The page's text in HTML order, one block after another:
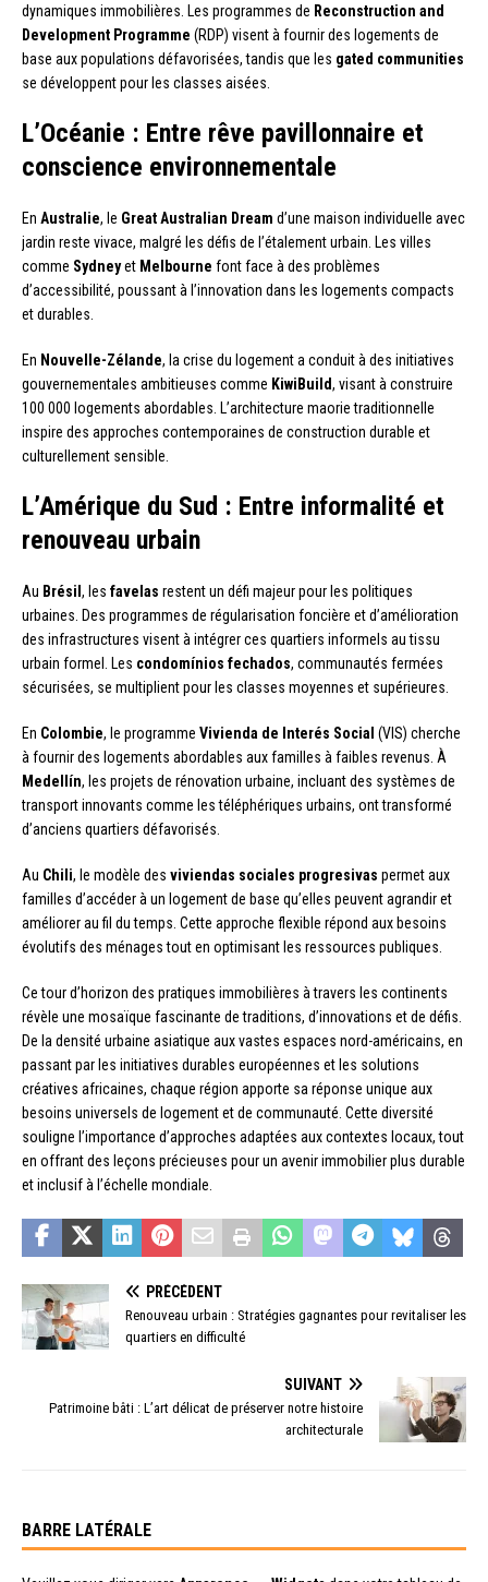
dynamiques immobilières. Les programmes de Reconstruction and
Development Programme (RDP) visent à fournir des logements de
base aux populations défavorisées, tandis que les gated communities
se développent pour les classes aisées.
L’Océanie : Entre rêve pavillonnaire et
conscience environnementale
En Australie, le Great Australian Dream d’une maison individuelle avec
jardin reste vivace, malgré les défis de l’étalement urbain. Les villes
comme Sydneyet Melbourne font face à des problèmes
d’accessibilité, poussant à l’innovation dans les logements compacts
et durables.
En Nouvelle-Zélande, la crise du logement a conduit à des initiatives
gouvernementales ambitieuses comme KiwiBuild, visant à construire
100 000 logements abordables. L’architecture maorie traditionnelle
inspire des approches contemporaines de construction durable et
culturellement sensible.
L’Amérique du Sud : Entre informalité et
renouveau urbain
Au Brésil , les favelas restent un défi majeur pour les politiques
urbaines. Des programmes de régularisation foncière et d’amélioration
des infrastructures visent à intégrer ces quartiers informels au tissu
urbain formel. Les condomínios fechados, communautés fermées
sécurisées, se multiplient pour les classes moyennes et supérieures.
En Colombie, le programme Vivienda de Interés Social (VIS) cherche
à fournir des logements abordables aux familles à faibles revenus. À
Medellín, les projets de rénovation urbaine, incluant des systèmes de
transport innovants comme les téléphériques urbains, ont transformé
d’anciens quartiers défavorisés.
Au Chili, le modèle des viviendas sociales progresivas permet aux
familles d’accéder à un logement de base qu’elles peuvent agrandir et
améliorer au fil du temps. Cette approche flexible répond aux besoins
évolutifs des ménages tout en optimisant les ressources publiques.
Ce tour d’horizon des pratiques immobilières à travers les continents
révèle une mosaïque fascinante de traditions, d’innovations et de défis.
De la densité urbaine asiatique aux vastes espaces nord-américains, en
passant par les initiatives durables européennes et les solutions
créatives africaines, chaque région apporte sa réponse unique aux
besoins universels de logement et de communauté. Cette diversité
souligne l’importance d’approches adaptées aux contextes locaux, tout
en offrant des leçons précieuses pour un avenir immobilier plus durable
et inclusif à l’échelle mondiale.
PRÉCÉDENT
Renouveau urbain : Stratégies gagnantes pour revitaliser les
quartiers en difficulté
SUIVANT
Patrimoine bâti : L’art délicat de préserver notre histoire
architecturale
BARRE LATÉRALE